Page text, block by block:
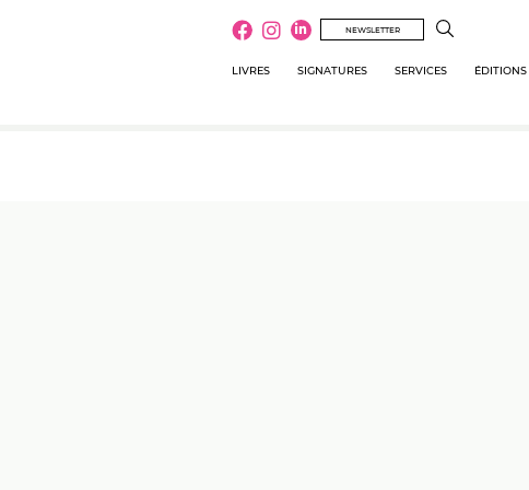
NEWSLETTER
LIVRES SIGNATURES SERVICES ÉDITIONS